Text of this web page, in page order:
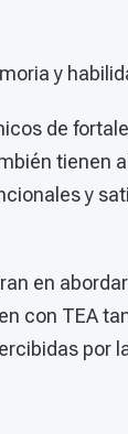
y
de
tienen
y
en
con TEA
por